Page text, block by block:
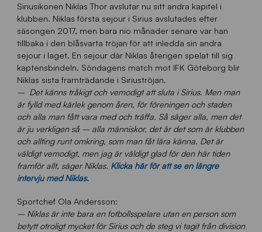
Siriusikonen Niklas Thor avslutar nu sitt andra kapitel i
klubben. Niklas första sejour i Sirius avslutades efter
säsongen 2017, men bara nio månader senare var han
tillbaka i den blåsvarta tröjan för att inledda sin andra
sejour i laget. En sejour där Niklas återigen spelat till sig
kaptensbindeln. Söndagens match mot IFK Göteborg blir
Niklas sista framträdande i Siriuströjan.
– Det känns tråkigt och vemodigt att sluta i Sirius. Men man
är fylld med kärlek genom åren, för föreningen och staden
och alla man fått vara med och träffa. Så säger alla, men det
är ju verkligen så – alla människor, det är det som är klubben
och allting runt omkring, som man fåt lära känna. Det är
väldigt vemodigt, men jag är väldigt glad för den här tiden
framför allt, säger Niklas. Klicka här för att se en längre
intervju med Niklas.
Sportchef Ola Andersson:
– Niklas är inte bara en fotbollsspelare utan en person som
betytt otroligt mycket för Sirius och de steg vi tagit från division